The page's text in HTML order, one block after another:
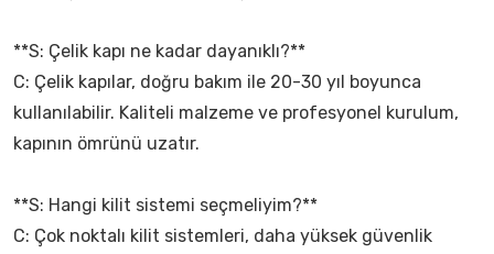
**S: Çelik kapı ne kadar dayanıklı?**
C: Çelik kapılar, doğru bakım ile 20-30 yıl boyunca
kullanılabilir. Kaliteli malzeme ve profesyonel kurulum,
kapının ömrünü uzatır.
**S: Hangi kilit sistemi seçmeliyim?**
C: Çok noktalı kilit sistemleri, daha yüksek güvenlik